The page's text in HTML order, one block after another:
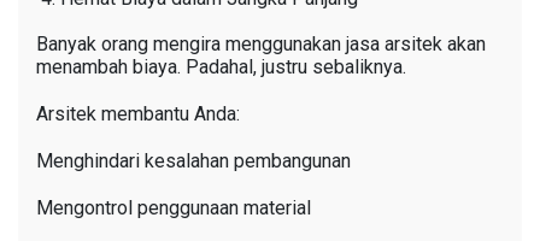
Banyak orang mengira menggunakan jasa arsitek akan
menambah biaya. Padahal, justru sebaliknya.
Arsitek membantu Anda:
Menghindari kesalahan pembangunan
Mengontrol penggunaan material